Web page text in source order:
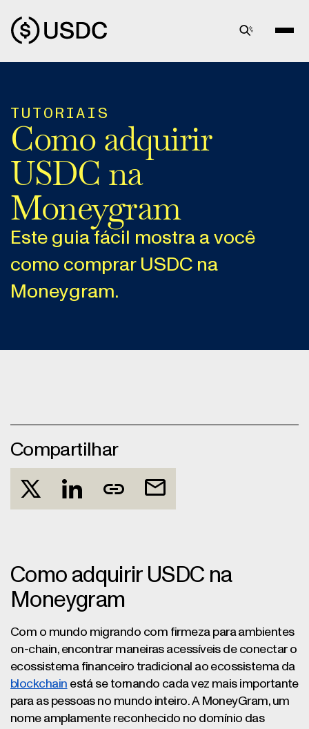
TUTORIAIS
Como adquirir
USDC na
Moneygram
Este guia fácil mostra a você
como comprar USDC na
Moneygram.
Compartilhar
Como adquirir USDC na
Moneygram
Com o mundo migrando com firmeza para ambientes
on-chain, encontrar maneiras acessíveis de conectar o
ecossistema financeiro tradicional ao ecossistema da
blockchain está se tornando cada vez mais importante
para as pessoas no mundo inteiro. A MoneyGram, um
nome amplamente reconhecido no domínio das